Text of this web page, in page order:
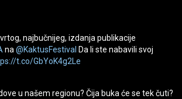
najbučnijeg, izdanja publikacije
na @KaktusFestival Da li ste nabavili svoj
t.co/GbYoK4g2Le
u našem regionu? Čija buka će se tek čuti?